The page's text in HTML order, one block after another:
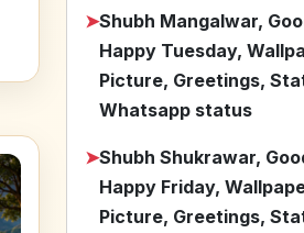
➤Shubh Mangalwar,
Happy Tuesday,
Picture, Greetings,
Whatsapp status
➤Shubh Shukrawar,
Happy Friday,
Picture, Greetings,